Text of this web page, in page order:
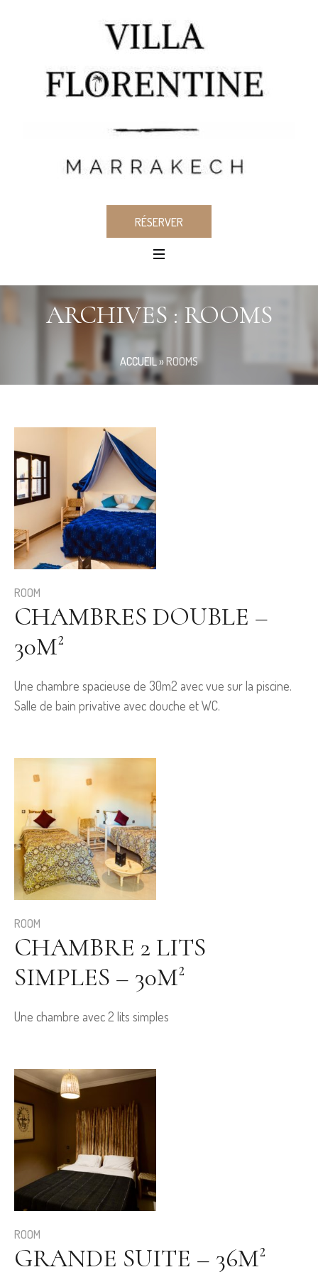
RÉSERVER
ARCHIVES :ROOMS
ACCUEIL»ROOMS
ROOM
CHAMBRES DOUBLE –
30M²
Une chambre spacieuse de 30m2 avec vue sur la piscine.
Salle de bain privative avec douche et WC.
ROOM
CHAMBRE 2 LITS
SIMPLES – 30M²
Une chambre avec 2 lits simples
ROOM
GRANDE SUITE – 36M²